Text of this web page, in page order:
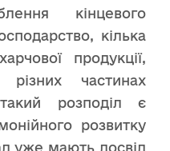
кінцевого
кілька
продукції,
частинах
розподіл є
розвитку
уже мають досвід